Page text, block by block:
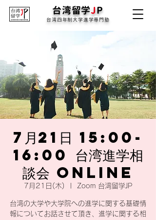
台湾留学JP
台湾四年制大学進学専門塾
7月21日 15:00-
16:00 台湾進学相
談会 online
7月21日(木) Zoom 台湾留学JP
台湾の大学や大学院への進学に関する基礎情
報についてお話させて頂き、進学に関する相